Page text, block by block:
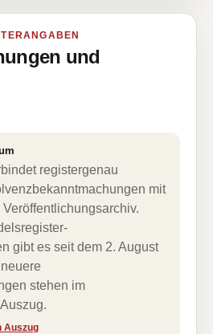
und
registergenau
mit
gibt es seit dem 2. August
stehen im
Auszug